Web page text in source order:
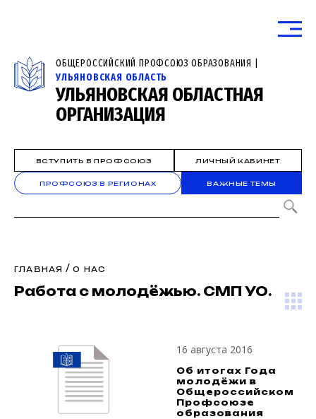
ОБЩЕРОССИЙСКИЙ ПРОФСОЮЗ ОБРАЗОВАНИЯ |
УЛЬЯНОВСКАЯ ОБЛАСТЬ
УЛЬЯНОВСКАЯ ОБЛАСТНАЯ
ОРГАНИЗАЦИЯ
ВСТУПИТЬ В ПРОФСОЮЗ ЛИЧНЫЙ КАБИНЕТ
ПРОФСОЮЗ В РЕГИОНАХ ВАЖНЫЕ ТЕМЫ
ГЛАВНАЯ /О НАС
Работа с молодёжью. СМП УО.
16 августа 2016
Об итогах Года
молодёжи в
Общероссийском
Профсоюзе
образования